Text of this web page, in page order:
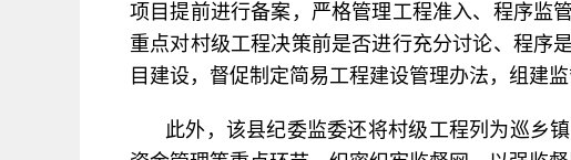
项目提前进行备案，严格管理工程准入、程序监
重点对村级工程决策前是否进行充分讨论、程序
目建设，督促制定简易工程建设管理办法，组建
此外，该县纪委监委还将村级工程列为巡乡